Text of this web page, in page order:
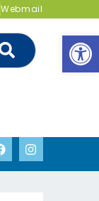
Abrir
Webmail